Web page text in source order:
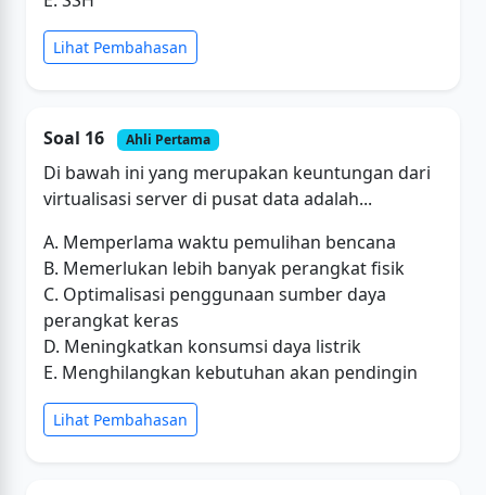
Lihat Pembahasan
Soal 16 Ahli Pertama
Di bawah ini yang merupakan keuntungan dari
virtualisasi server di pusat data adalah...
A. Memperlama waktu pemulihan bencana
B. Memerlukan lebih banyak perangkat fisik
C. Optimalisasi penggunaan sumber daya
perangkat keras
D. Meningkatkan konsumsi daya listrik
E. Menghilangkan kebutuhan akan pendingin
Lihat Pembahasan